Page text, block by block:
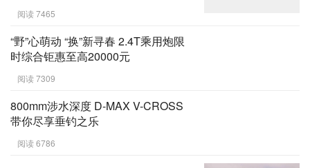
阅读 7465
“野”心萌动 “换”新寻春 2.4T乘用炮限
时综合钜惠至高20000元
阅读 7309
800mm涉水深度 D-MAX V-CROSS
带你尽享垂钓之乐
阅读 6786